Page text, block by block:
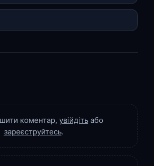
коментар, увійдітьабо
зареєструйтесь.